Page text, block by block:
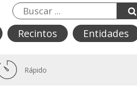
Recintos Entidades
Rápido